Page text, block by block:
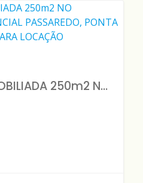
CASA DUPLEX MOBILIADA 250m2 NO CONDOMÍNIO RESIDENCIAL PASSAREDO, PONTA NEGRA - DISPONÍVEL PARA LOCAÇÃO